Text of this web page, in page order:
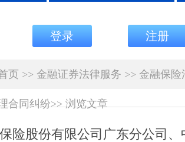
登录 注册
页 >> 金融证券法律服务 >> 金融保险
合同纠纷>>浏览文章
险股份有限公司广东分公司